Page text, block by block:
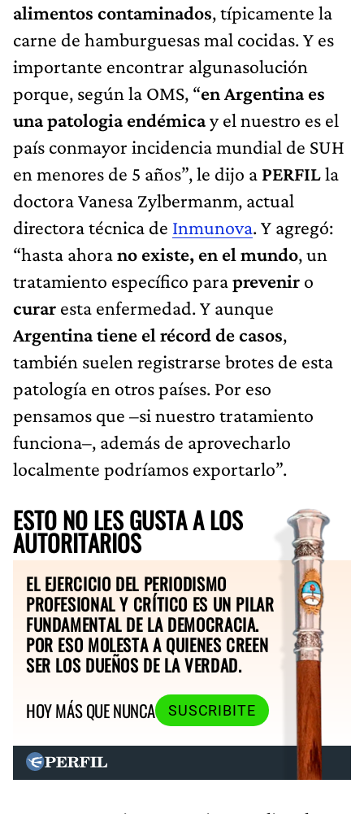
alimentos contaminados, típicamente la
carne de hamburguesas mal cocidas. Y es
importante encontrar algunasolución
porque, según la OMS, “en Argentina es
una patologia endémicay el nuestro es el
país conmayor incidencia mundial de SUH
en menores de 5 años”, le dijo a PERFILla
doctora Vanesa Zylbermanm, actual
directora técnica de Inmunova. Y agregó:
“hasta ahorano existe, en el mundo, un
tratamiento específico paraprevenir o
curar esta enfermedad. Y aunque
Argentina tiene el récord de casos,
también suelen registrarse brotes de esta
patología en otros países. Por eso
pensamos que –si nuestro tratamiento
funciona–, además de aprovecharlo
localmente podríamos exportarlo”.
ESTO NO LES GUSTA A LOS
AUTORITARIOS
EL EJERCICIO DEL PERIODISMO
PROFESIONAL Y CRÍTICO ES UN PILAR
FUNDAMENTAL DE LA DEMOCRACIA.
POR ESO MOLESTA A QUIENES CREEN
SER LOS DUEÑOS DE LA VERDAD.
HOY MÁS QUE NUNCA
SUSCRIBITE